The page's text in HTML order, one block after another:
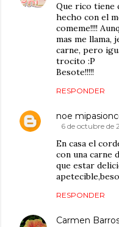
Que rico tiene
hecho con el
comeme!!!!
mas me llama,
carne, pero
trocito :P
Besote!!!!!
RESPONDER
noe
6 de octubre de
En casa el
con una carne
que estar
RESPONDER
Carmen